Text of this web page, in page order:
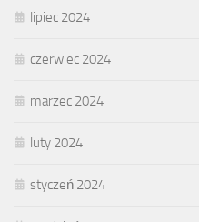
lipiec 2024
czerwiec 2024
marzec 2024
luty 2024
styczeń 2024